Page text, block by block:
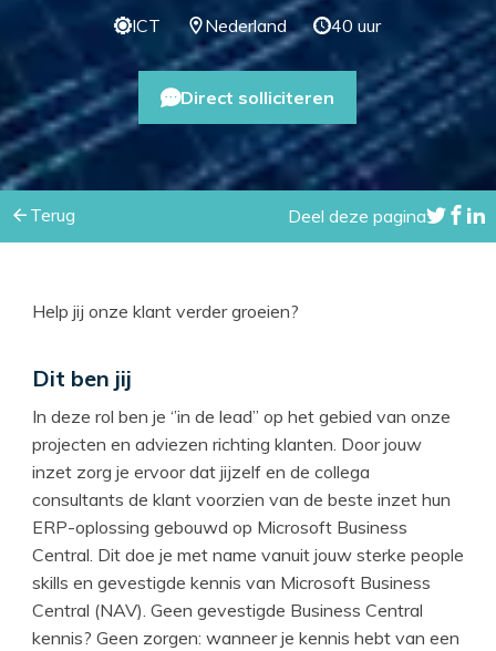
ICT Nederland 40 uur
Direct solliciteren
Terug Deel deze pagina
Help jij onze klant verder groeien?
Dit ben jij
In deze rol ben je ‘’in de lead’’ op het gebied van onze
projecten en adviezen richting klanten. Door jouw
inzet zorg je ervoor dat jijzelf en de collega
consultants de klant voorzien van de beste inzet hun
ERP-oplossing gebouwd op Microsoft Business
Central. Dit doe je met name vanuit jouw sterke people
skills en gevestigde kennis van Microsoft Business
Central (NAV). Geen gevestigde Business Central
kennis? Geen zorgen: wanneer je kennis hebt van een